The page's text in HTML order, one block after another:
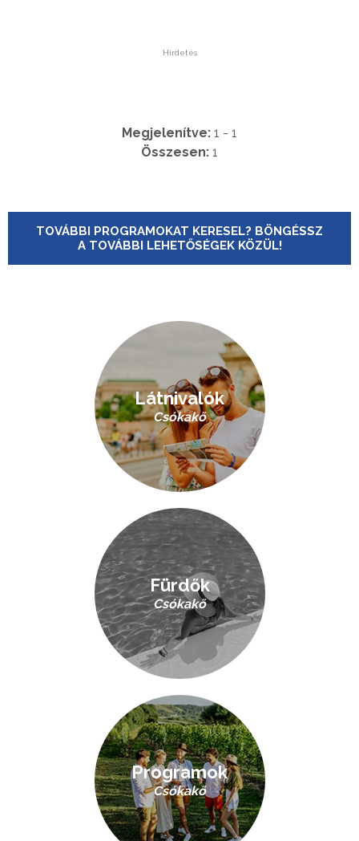
Hirdetés
Megjelenítve: 1 - 1
Összesen: 1
TOVÁBBI PROGRAMOKAT KERESEL? BÖNGÉSSZ
A TOVÁBBI LEHETŐSÉGEK KÖZÜL!
Látnivalók
Csókakő
Fürdők
Csókakő
Programok
Csókakő